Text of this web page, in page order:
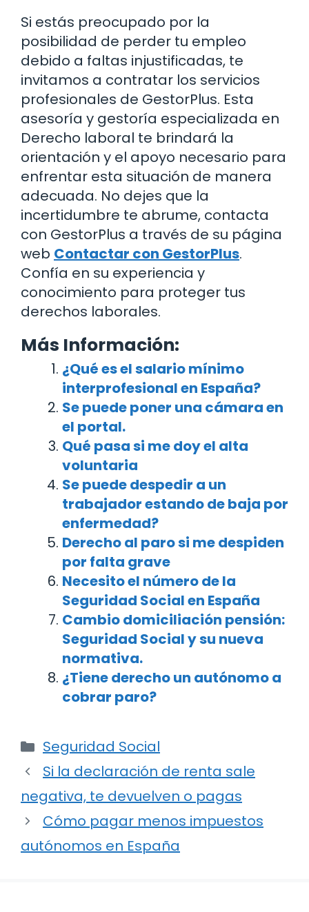
Si estás preocupado por la
posibilidad de perder tu empleo
debido a faltas injustificadas, te
invitamos a contratar los servicios
profesionales de GestorPlus. Esta
asesoría y gestoría especializada en
Derecho laboral te brindará la
orientación y el apoyo necesario para
enfrentar esta situación de manera
adecuada. No dejes que la
incertidumbre te abrume, contacta
con GestorPlus a través de su página
web Contactar con GestorPlus.
Confía en su experiencia y
conocimiento para proteger tus
derechos laborales.
Más Información:
¿Qué es el salario mínimo
interprofesional en España?
Se puede poner una cámara en
el portal.
Qué pasa si me doy el alta
voluntaria
Se puede despedir a un
trabajador estando de baja por
enfermedad?
Derecho al paro si me despiden
por falta grave
Necesito el número de la
Seguridad Social en España
Cambio domiciliación pensión:
Seguridad Social y su nueva
normativa.
¿Tiene derecho un autónomo a
cobrar paro?
Categorías
Seguridad Social
Navegación
de
entradas
Si la declaración de renta sale
negativa, te devuelven o pagas
Cómo pagar menos impuestos
autónomos en España